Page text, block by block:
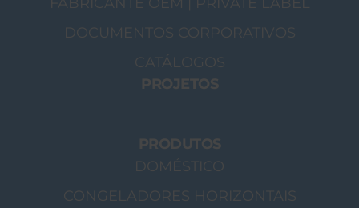
FABRICANTE OEM | PRIVATE LABEL
DOCUMENTOS CORPORATIVOS
CATÁLOGOS
PROJETOS
PRODUTOS
DOMÉSTICO
CONGELADORES HORIZONTAIS